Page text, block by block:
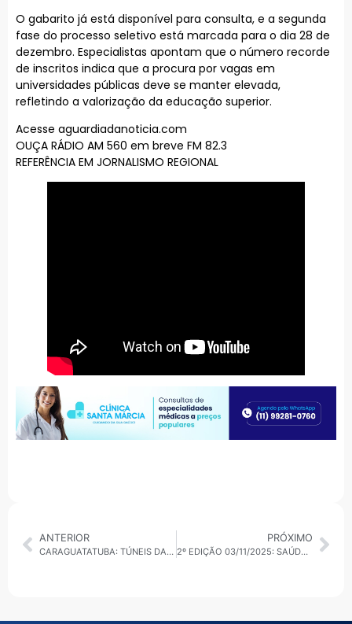
O gabarito já está disponível para consulta, e a segunda
fase do processo seletivo está marcada para o dia 28 de
dezembro. Especialistas apontam que o número recorde
de inscritos indica que a procura por vagas em
universidades públicas deve se manter elevada,
refletindo a valorização da educação superior.
Acesse aguardiadanoticia.com
OUÇA RÁDIO AM 560 em breve FM 82.3
REFERÊNCIA EM JORNALISMO REGIONAL
ANTERIOR
CARAGUATATUBA: TÚNEIS DA SERRA NOVA FECHAM À NOITE PARA MANUTENÇÃO
PRÓXIMO
2º EDIÇÃO 03/11/2025: SAÚDE MENTAL EM ALTA, EMPREGOS EM CRESCIMENTO E REVITALIZAÇÃO DE SÃO PAULO